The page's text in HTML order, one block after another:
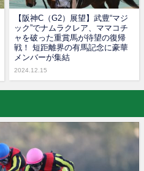
【阪神C（G2）展望】武豊“マジ
ック”でナムラクレア、ママコチ
ャを破った重賞馬が待望の復帰
戦！ 短距離界の有馬記念に豪華
メンバーが集結
2024.12.15